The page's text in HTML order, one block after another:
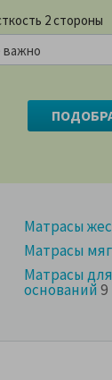
2 стороны
важно
Матрасы
Матрасы
Матрасы
оснований 9